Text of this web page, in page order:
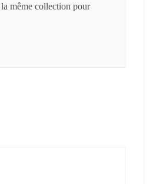
même collection pour